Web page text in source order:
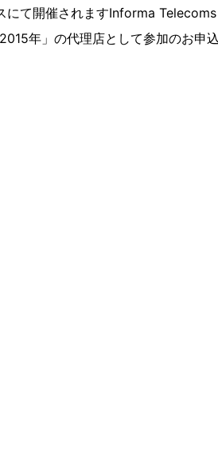
にて開催されますInforma
年」の代理店として参加のお申